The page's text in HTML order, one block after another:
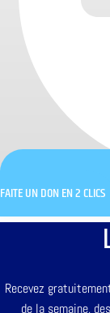
FAITE UN DON EN 2 CLICS
Recevez
de la semaine,